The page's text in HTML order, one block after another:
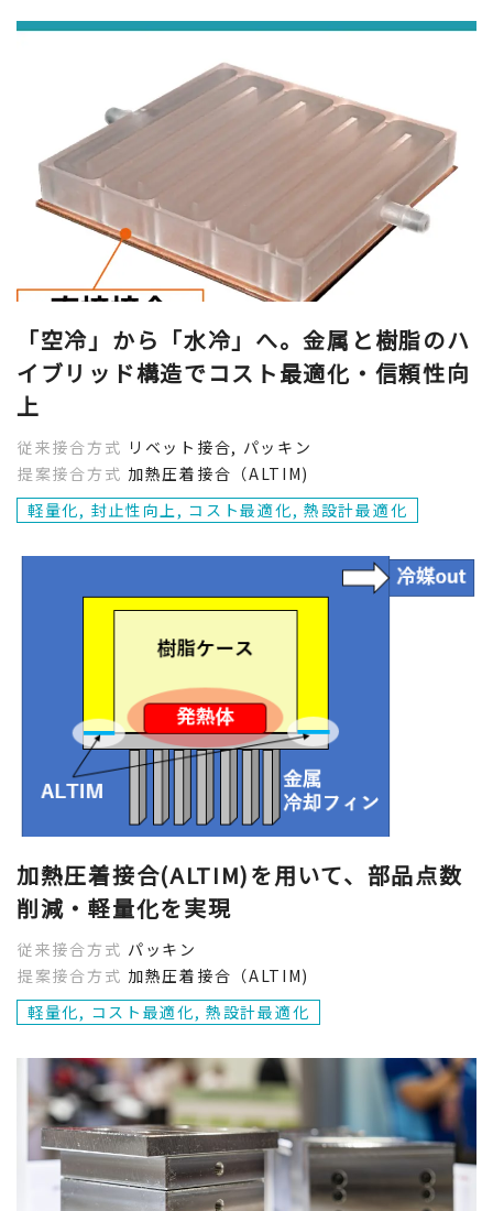
「空冷」から「水冷」へ。金属と樹脂のハ
イブリッド構造でコスト最適化・信頼性向
上
従来接合方式 リベット接合, パッキン
提案接合方式 加熱圧着接合（ALTIM)
軽量化, 封止性向上, コスト最適化, 熱設計最適化
加熱圧着接合(ALTIM)を用いて、部品点数
削減・軽量化を実現
従来接合方式 パッキン
提案接合方式 加熱圧着接合（ALTIM)
軽量化, コスト最適化, 熱設計最適化